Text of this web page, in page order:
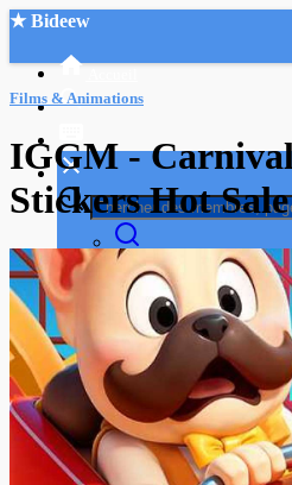
★ Bideew
Recherche Avancée
Mon compte
Connexion
Créer un compte
Mode nuit
Films & Animations
IGGM -
Stickers Hot Sale